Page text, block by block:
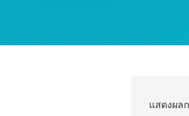
แสดงผล